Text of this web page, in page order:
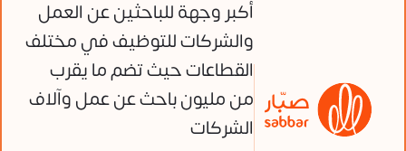
أكبر وجهة للباحثين عن العمل
والشركات للتوظيف في مختلف
القطاعات حيث تضم ما يقرب
من مليون باحث عن عمل وآلاف
الشركات